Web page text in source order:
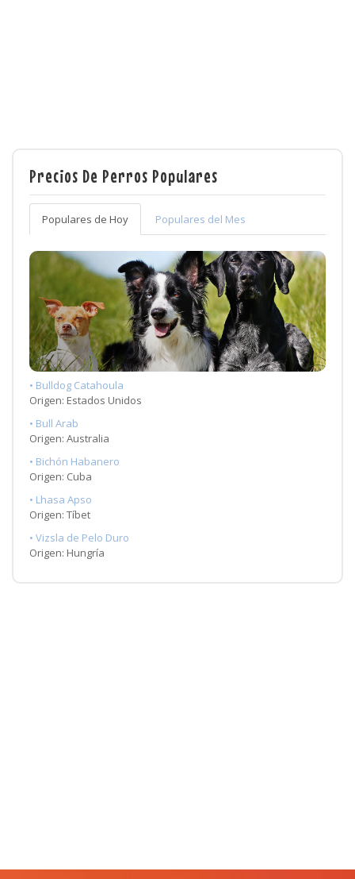
Precios De Perros Populares
Populares de Hoy Populares del Mes
• Bulldog Catahoula
Origen: Estados Unidos
• Bull Arab
Origen: Australia
• Bichón Habanero
Origen: Cuba
• Lhasa Apso
Origen: Tíbet
• Vizsla de Pelo Duro
Origen: Hungría